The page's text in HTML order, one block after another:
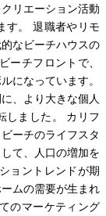
リエーション活動
す。 退職者やリモ
なビーチハウスの
ーチフロントで、
になっています。
、より大きな個人
しました。 カリフ
ーチのライフスタ
て、人口の増加を
ョントレンドが期
ムの需要が生まれ
のマーケティング